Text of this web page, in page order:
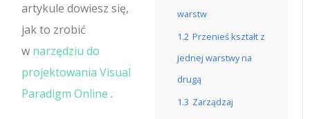
warstw
1.2 Przenieś kształt z
jednej warstwy na
drugą
1.3 Zarządzaj
artykule dowiesz się,
jak to zrobić
w narzędziu do
projektowania Visual
Paradigm Online .